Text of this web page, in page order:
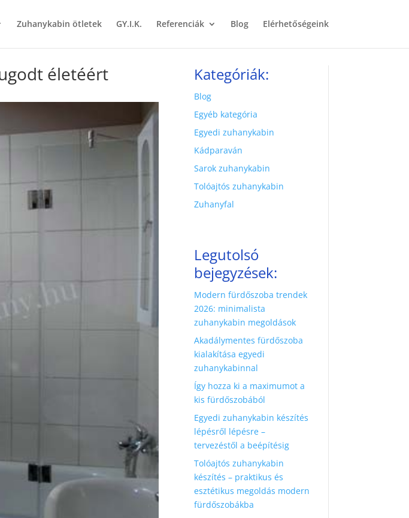
Zuhanykabin ötletek GY.I.K. Referenciák Blog Elérhetőségeink
életéért Kategóriák:
Blog
Egyéb kategória
Egyedi zuhanykabin
Kádparaván
Sarok zuhanykabin
Tolóajtós zuhanykabin
Zuhanyfal
Legutolsó
bejegyzések:
Modern fürdőszoba trendek
2026: minimalista
zuhanykabin megoldások
Akadálymentes fürdőszoba
kialakítása egyedi
zuhanykabinnal
Így hozza ki a maximumot a
kis fürdőszobából
Egyedi zuhanykabin készítés
lépésről lépésre –
tervezéstől a beépítésig
Tolóajtós zuhanykabin
készítés – praktikus és
esztétikus megoldás modern
fürdőszobákba